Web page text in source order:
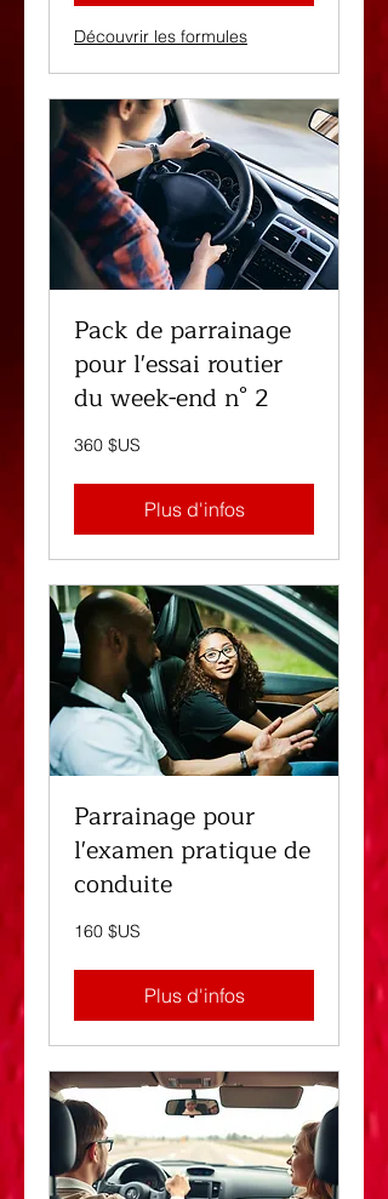
Découvrir les formules
Pack de parrainage
pour l'essai routier
du week-end n° 2
360
dollars
360 $US
Plus d'infos
Parrainage pour
l'examen pratique de
conduite
160
dollars
160 $US
Plus d'infos